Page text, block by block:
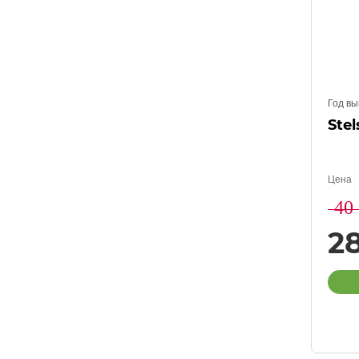
Год
Цена